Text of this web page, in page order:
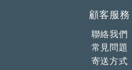
顧客服務
聯絡我們
常見問題
寄送方式